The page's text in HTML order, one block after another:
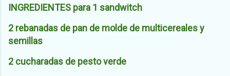
INGREDIENTES para 1 sandwitch
2 rebanadas de pan de molde de multicereales y
semillas
2 cucharadas de pesto verde